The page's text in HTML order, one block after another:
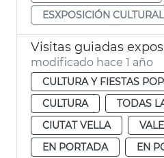
ESXPOSICIÓN CULTURAL
modificado hace 1 año
CULTURA Y FIESTAS
CULTURA
TODAS
CIUTAT VELLA
EN PORTADA
EN